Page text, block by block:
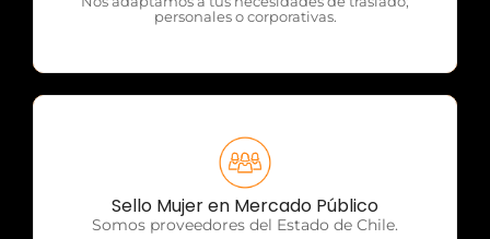
personales o corporativas.
Sello Mujer en Mercado Público
Somos proveedores del Estado de Chile.
OTP Servicios